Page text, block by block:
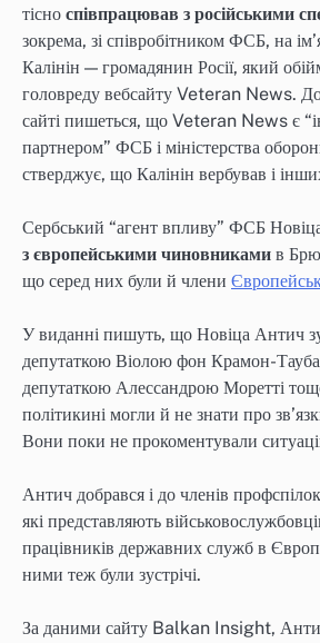
тісно співпрацював з російськими
зокрема, зі співробітником ФСБ, на
Калінін — громадянин Росії, який
головреду вебсайту Veteran News.
сайті пишеться, що Veteran News є
партнером” ФСБ і міністерства
стверджує, що Калінін вербував і
Сербський “агент впливу” ФСБ
з європейськими чиновниками в
що серед них були й члени
У виданні пишуть, що Новіца Антич
депутаткою Віолою фон Крамон-
депутаткою Алессандрою Моретті
політикині могли й не знати про
Вони поки не прокоментували
Антич добрався і до членів
які представляють
працівників державних служб в
ними теж були зустрічі.
За даними сайту Balkan Insight,